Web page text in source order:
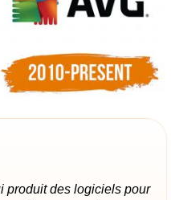
produit des logiciels pour